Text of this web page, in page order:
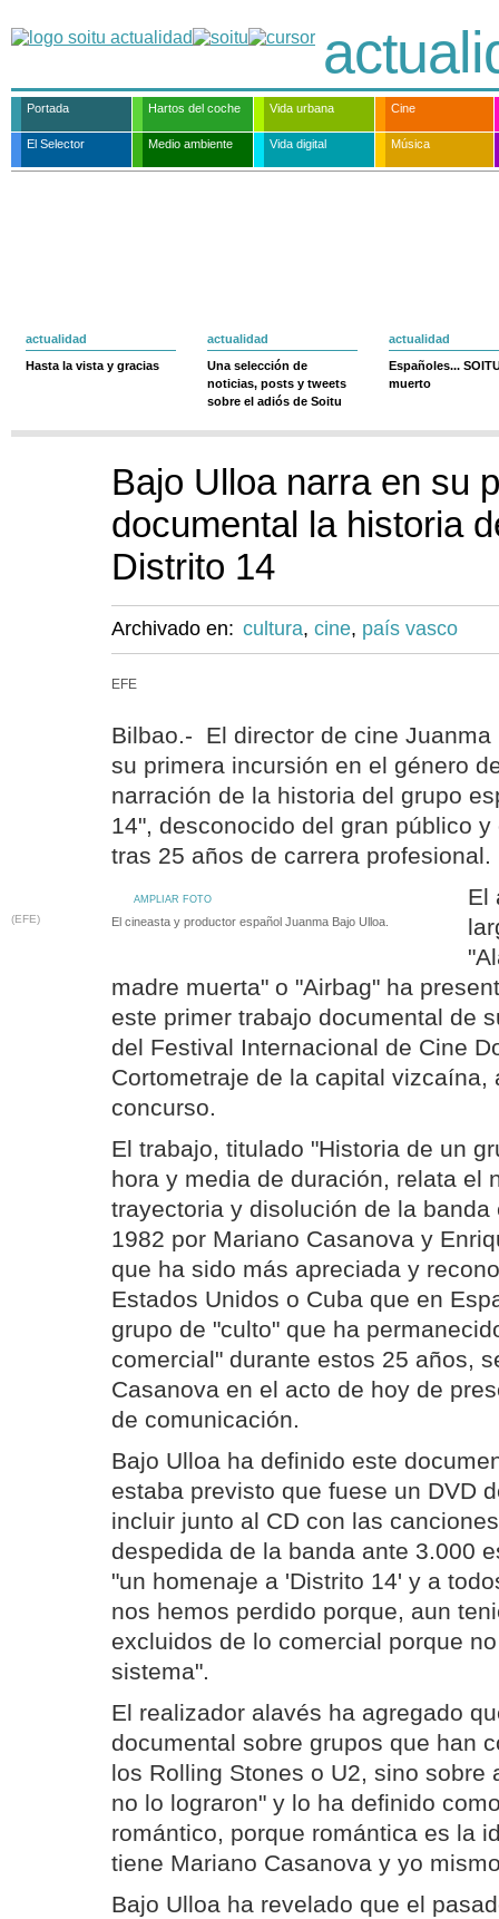
Portada Hartos del coche Vida urbana Cine
El Selector Medio ambiente Vida digital Música
actualidad
Hasta la vista y gracias
actualidad
Una selección de
noticias, posts y tweets
sobre el adiós de Soitu
actualidad
Españoles...
muerto
Bajo Ulloa narra en su
documental la historia
Distrito 14
Archivado en: cultura, cine, país vasco
EFE
Bilbao.- El director de cine Juanma
su primera incursión en el género
narración de la historia del grupo
14", desconocido del gran público
tras 25 años de carrera profesional.
AMPLIAR FOTO
(EFE) El cineasta y productor español Juanma Bajo Ulloa.
El
madre muerta" o "Airbag" ha
este primer trabajo documental de
del Festival Internacional de Cine
Cortometraje de la capital vizcaína,
concurso.
El trabajo, titulado "Historia de un
hora y media de duración, relata el
trayectoria y disolución de la
1982 por Mariano Casanova y
que ha sido más apreciada y
Estados Unidos o Cuba que en
grupo de "culto" que ha
comercial" durante estos 25 años,
Casanova en el acto de hoy de
de comunicación.
Bajo Ulloa ha definido este
estaba previsto que fuese un DVD
incluir junto al CD con las
despedida de la banda ante 3.000
"un homenaje a 'Distrito 14' y a
nos hemos perdido porque, aun
excluidos de lo comercial porque
sistema".
El realizador alavés ha agregado
documental sobre grupos que han
los Rolling Stones o U2, sino sobre
no lo lograron" y lo ha definido
romántico, porque romántica es la
tiene Mariano Casanova y yo
Bajo Ulloa ha revelado que el